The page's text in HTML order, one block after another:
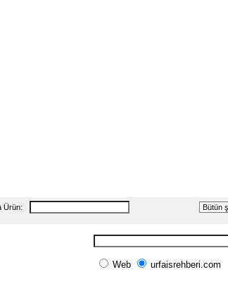
Ürün:
Web urfaisrehberi.com